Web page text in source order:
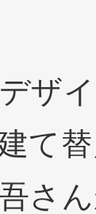
ザ
て
さ